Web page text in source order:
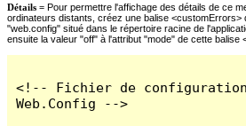
Détails = Pour permettre l'affichage des détails de ce
ordinateurs distants, créez une balise <customErrors>
"web.config" situé dans le répertoire racine de
ensuite la valeur "off" à l'attribut "mode" de cette balise
<!-- Fichier de configuration
Web.Config -->